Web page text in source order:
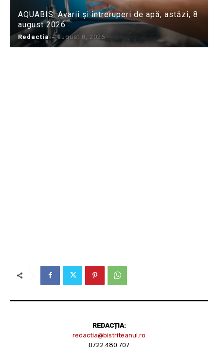
AQUABIS: Avarii și întreruperi de apă, astăzi, 8
august 2026
Redactia - august 8, 2026
REDACȚIA:
redactia@bistriteanul.ro
0722.480.707